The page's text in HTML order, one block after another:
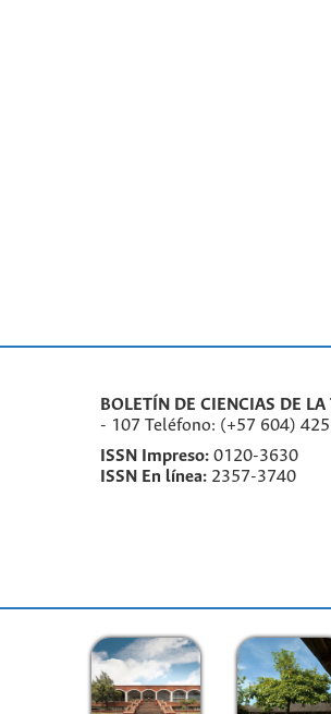
BOLETÍN DE CIENCIAS DE
- 107 Teléfono: (+57 604)
ISSN Impreso: 0120-3630
ISSN En línea: 2357-3740